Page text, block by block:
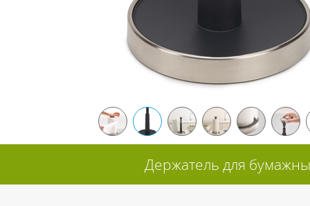
Держатель для